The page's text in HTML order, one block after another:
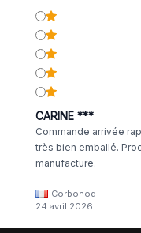
CARINE ***
Commande arrivée
très bien emballé.
manufacture.
Corbonod
24 avril 2026